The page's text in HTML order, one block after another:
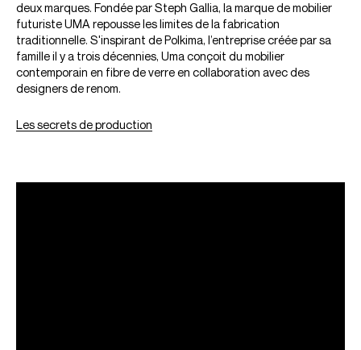
deux marques. Fondée par Steph Gallia, la marque de mobilier
futuriste UMA repousse les limites de la fabrication
traditionnelle. S'inspirant de Polkima, l’entreprise créée par sa
famille il y a trois décennies, Uma conçoit du mobilier
contemporain en fibre de verre en collaboration avec des
designers de renom.
Les secrets de production